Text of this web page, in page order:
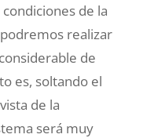
de la
realizar
de
es, soltando el
de la
será muy